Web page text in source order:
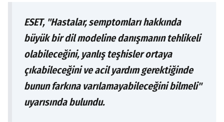
ESET, "Hastalar, semptomları hakkında
büyük bir dil modeline danışmanın tehlikeli
olabileceğini, yanlış teşhisler ortaya
çıkabileceğini ve acil yardım gerektiğinde
bunun farkına varılamayabileceğini bilmeli"
uyarısında bulundu.